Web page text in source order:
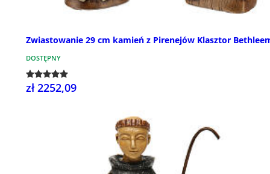
Zwiastowanie 29 cm kamień z Pirenejów Klasztor
DOSTĘPNY
zł 2252,09